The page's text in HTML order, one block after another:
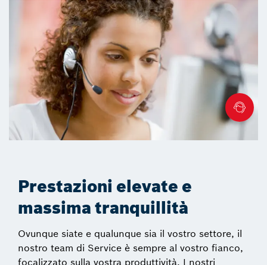
Prestazioni elevate e
massima tranquillità
Ovunque siate e qualunque sia il vostro settore, il
nostro team di Service è sempre al vostro fianco,
focalizzato sulla vostra produttività. I nostri